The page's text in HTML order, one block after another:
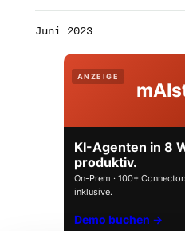
Juni 2023
ANZEIGE
KI-Agenten in 8
produktiv.
On-Prem · 100+
inklusive.
Demo buchen →